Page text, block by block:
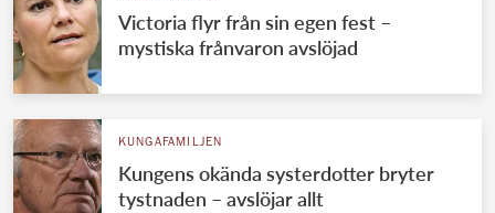
Victoria flyr från sin egen fest –
mystiska frånvaron avslöjad
KUNGAFAMILJEN
Kungens okända systerdotter bryter
tystnaden – avslöjar allt